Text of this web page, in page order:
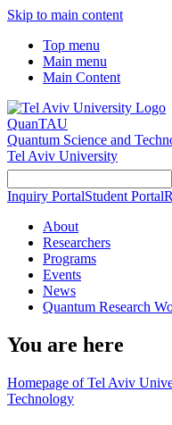
Skip to main content
Top menu
Main menu
Main Content
QuanTAU
Quantum Science and
Tel Aviv University
Inquiry PortalStudent Portal
About
Researchers
Programs
Events
News
Quantum Research
You are here
Homepage of Tel Aviv
Technology